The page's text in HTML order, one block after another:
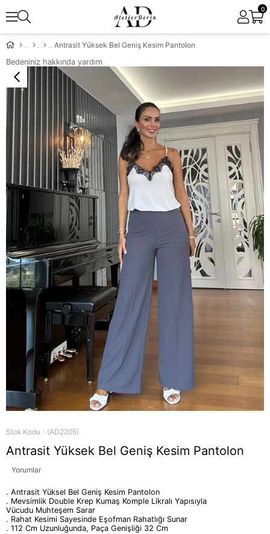
0
Antrasit Yüksek Bel Geniş Kesim Pantolon
Bedeniniz hakkında yardım
Stok Kodu (AD2205)
Antrasit Yüksek Bel Geniş Kesim Pantolon
Yorumlar
. Antrasit Yüksel Bel Geniş Kesim Pantolon
. Mevsimlik Double Krep Kumaş Komple Likralı Yapısıyla
Vücudu Muhteşem Sarar
. Rahat Kesimi Sayesinde Eşofman Rahatlığı Sunar
. 112 Cm Uzunluğunda, Paça Genişliği 32 Cm